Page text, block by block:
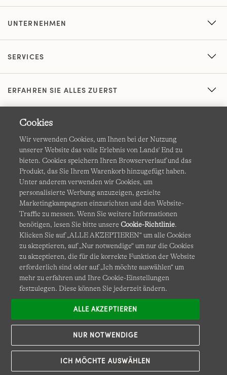
UNTERNEHMEN
SERVICES
ERFAHREN SIE ALLES ZUERST
AGB Datenschutz & Sicherheit
Cookies Ich möchte auswählen Barrierefreiheit
Site Map Internationale Websites
Diese Website ist durch reCAPTCHA geschützt. Es gelten die
Datenschutzerklärung undNutzungsbedingungenvon
Google.
© COPYRIGHT LANDS' END EUROPE
Cookies
Wir verwenden Cookies, um Ihnen bei der Nutzung
unserer Website das volle Erlebnis von Lands' End zu
bieten. Cookies speichern Ihren Browserverlauf und das
Produkt, das Sie Ihrem Warenkorb hinzugefügt haben.
Unter anderem verwenden wir Cookies, um
personalisierte Werbung anzuzeigen, gezielte
Marketingkampagnen einzurichten und den Website-
Traffic zu messen. Wenn Sie weitere Informationen
benötigen, lesen Sie bitte unsereCookie-Richtlinie.
Klicken Sie auf „ALLE AKZEPTIEREN“ um alle Cookies
zu akzeptieren, auf „Nur notwendige“ um nur die Cookies
zu akzeptieren, die für die korrekte Funktion der Website
erforderlich sind oder auf „Ich möchte auswählen“ um
mehr zu erfahren und Ihre Cookie-Einstellungen
festzulegen. Diese können Sie jederzeit ändern.
ICH MÖCHTE AUSWÄHLEN
NUR NOTWENDIGE
ALLE AKZEPTIEREN